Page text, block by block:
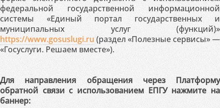
федеральной государственной информационной
системы «Единый портал государственных и
муниципальных услуг (функций)»
https://www.gosuslugi.ru (раздел «Полезные сервисы» —
«Госуслуги. Решаем вместе»).
Для направления обращения через Платформу
обратной связи с использованием ЕПГУ нажмите на
баннер: